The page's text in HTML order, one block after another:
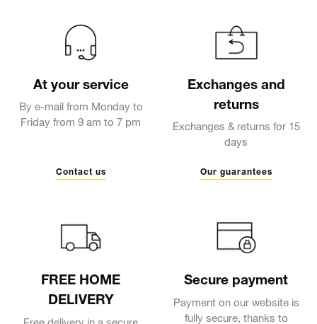
At your service
By e-mail from Monday to
Friday from 9 am to 7 pm
Contact us
Exchanges and
returns
Exchanges & returns for 15
days
Our guarantees
FREE HOME
DELIVERY
Secure payment
Payment on our website is
fully secure, thanks to